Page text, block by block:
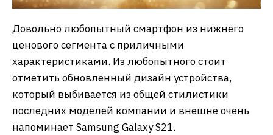
Довольно любопытный смартфон из нижнего
ценового сегмента с приличными
характеристиками. Из любопытного стоит
отметить обновленный дизайн устройства,
который выбивается из общей стилистики
последних моделей компании и внешне очень
напоминает Samsung Galaxy S21.